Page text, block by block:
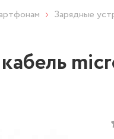
Зарядные